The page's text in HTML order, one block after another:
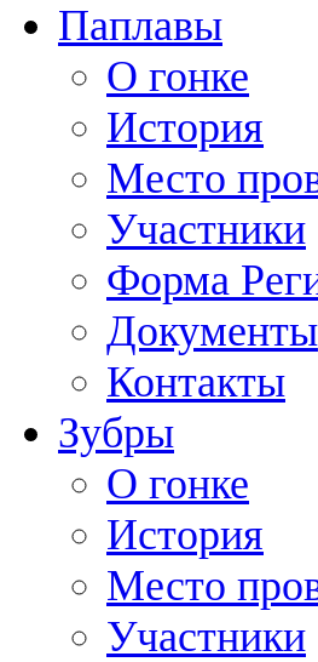
Паплавы
О гонке
История
Место
Участники
Форма
Документы
Контакты
Зубры
О гонке
История
Место
Участники